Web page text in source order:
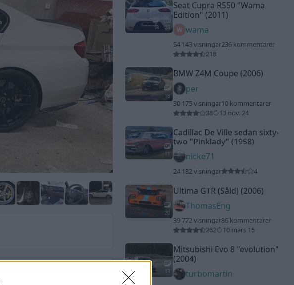
18 28
Seat Cupra R550 "Wama
Edition" (2011)
wama
54 143 visningar236 kommentarer
218
18
BMW Z4M Coupe (2006)
per
30 175 visningar10 kommentarer
38
13 nov. 24
11
Cadillac De Ville sedan sixty-
two "Pinklady" (1958)
nicke71
24 182 visningar 4
20
Ultima GTR (Såld) (2006)
ThomasEng
39 772 visningar86 kommentarer
262
10 mars 15
13
Mitsubishi Evo 8 "evolution"
(2004)
turbomartin